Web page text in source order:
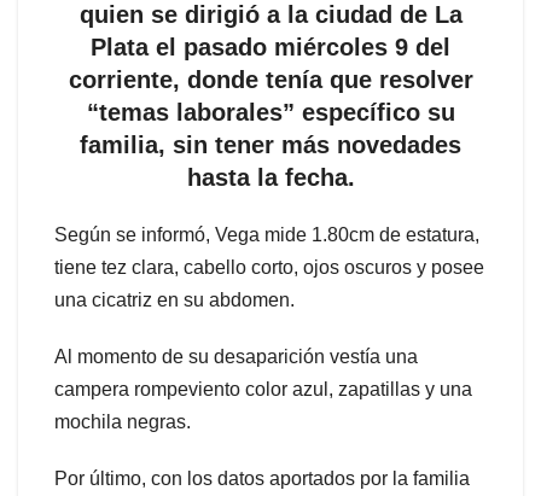
quien se dirigió a la ciudad de La
Plata el pasado miércoles 9 del
corriente, donde tenía que resolver
“temas laborales” específico su
familia, sin tener más novedades
hasta la fecha.
Según se informó, Vega mide 1.80cm de estatura,
tiene tez clara, cabello corto, ojos oscuros y posee
una cicatriz en su abdomen.
Al momento de su desaparición vestía una
campera rompeviento color azul, zapatillas y una
mochila negras.
Por último, con los datos aportados por la familia